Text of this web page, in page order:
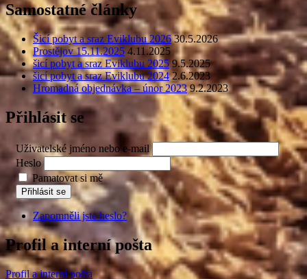
Samostatné články
Šicí pobyt a sraz Eviklubu 2026 30.5.2026
Prostějov 15.11.2025 4.11.2025
šicí pobyt a sraz Eviklubu 2025 9.5.2025
šicí pobyt a sraz Eviklubu 2024 2.6.2023
Hromadná objednávka – únor 2023 9.2.2023
Přihlásit se
Uživatelské jméno nebo e-mail
Heslo
Pamatovat si mě
Přihlásit se
Zapomněli jste heslo?
Profil a interní pošta
Profil a interní pošta